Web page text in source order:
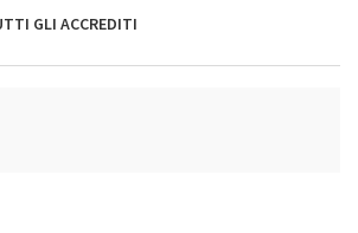
GLI ACCREDITI